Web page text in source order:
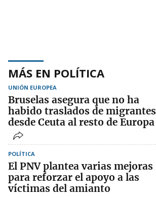
MÁS EN POLÍTICA
UNIÓN EUROPEA
Bruselas asegura que no ha
habido traslados de migrantes
desde Ceuta al resto de Europa
POLÍTICA
El PNV plantea varias mejoras
para reforzar el apoyo a las
víctimas del amianto